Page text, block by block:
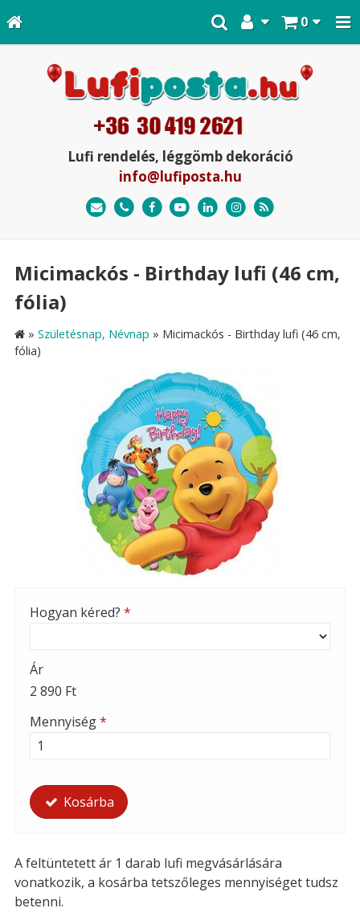
0
Lufi rendelés, léggömb dekoráció
info@lufiposta.hu
Micimackós - Birthday lufi (46 cm,
fólia)
» Születésnap, Névnap » Micimackós - Birthday lufi (46 cm,
fólia)
Hogyan kéred? *
Ár
2 890 Ft
Mennyiség*
Kosárba
A feltüntetett ár 1 darab lufi megvásárlására
vonatkozik, a kosárba tetszőleges mennyiséget tudsz
betenni.